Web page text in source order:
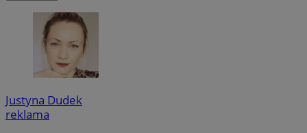
Justyna Dudek
reklama